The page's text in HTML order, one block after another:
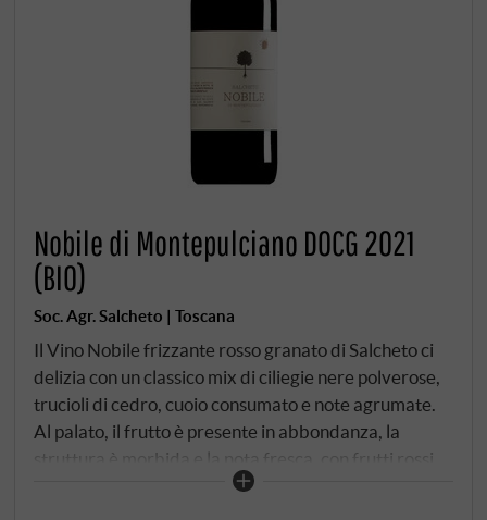
Nobile di Montepulciano DOCG 2021
(BIO)
Soc. Agr. Salcheto | Toscana
Il Vino Nobile frizzante rosso granato di Salcheto ci
delizia con un classico mix di ciliegie nere polverose,
trucioli di cedro, cuoio consumato e note agrumate.
Al palato, il frutto è presente in abbondanza, la
struttura è morbida e la nota fresca, con frutti rossi
sapidi e spezie di cedro accompagnati da un'acidità